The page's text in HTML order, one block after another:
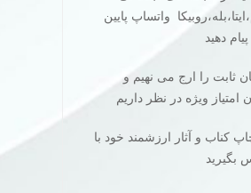
واتساپ پایین
دهید
ثابت را ارج می نهیم و
امتیاز ویژه در نظر داریم
کناب و آثار ارزشمند خود با
بگیرید